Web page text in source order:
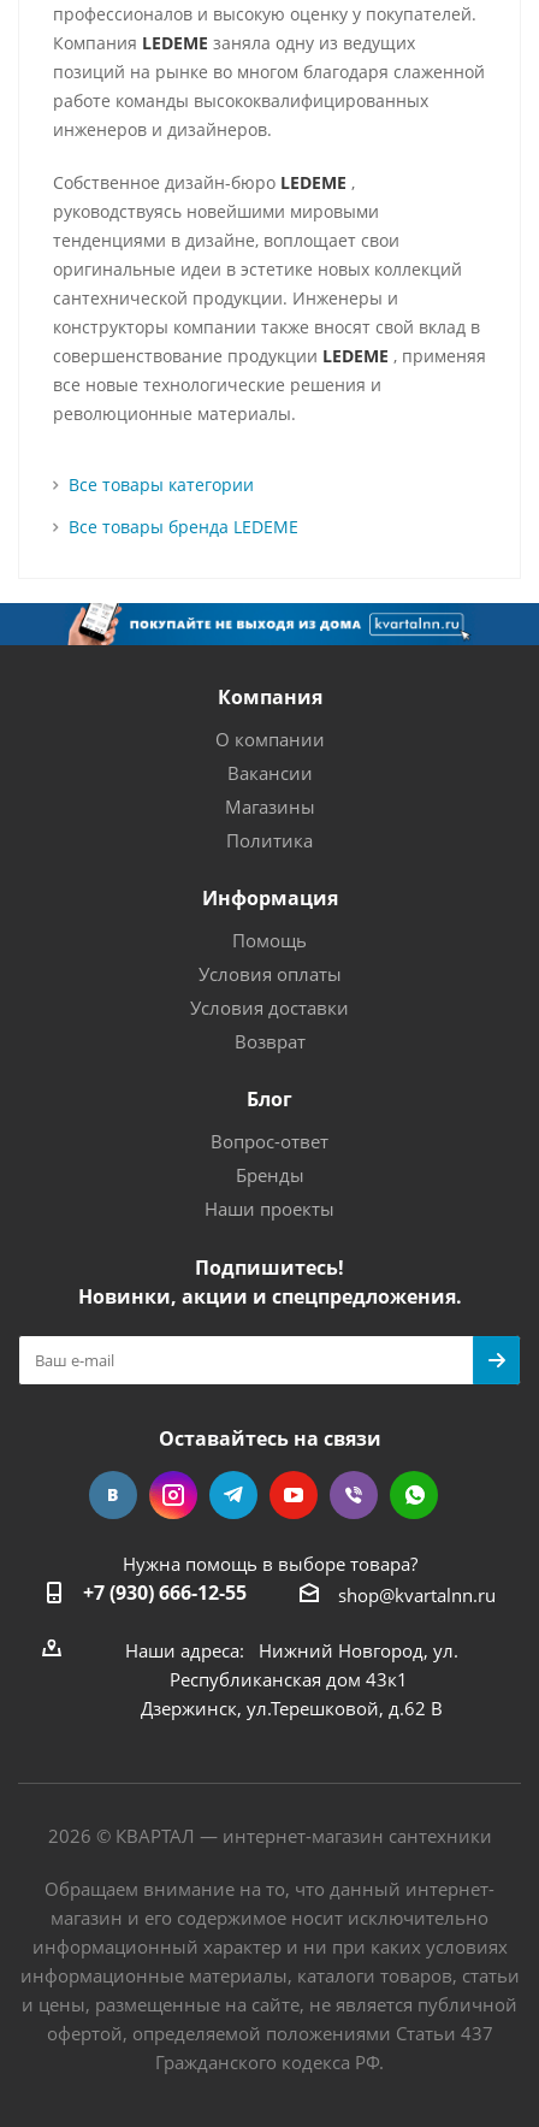
профессионалов и высокую оценку у покупателей.
Компания LEDEME заняла одну из ведущих
позиций на рынке во многом благодаря слаженной
работе команды высококвалифицированных
инженеров и дизайнеров.
Собственное дизайн-бюро LEDEME ,
руководствуясь новейшими мировыми
тенденциями в дизайне, воплощает свои
оригинальные идеи в эстетике новых коллекций
сантехнической продукции. Инженеры и
конструкторы компании также вносят свой вклад в
совершенствование продукции LEDEME , применяя
все новые технологические решения и
революционные материалы.
Все товары категории
Все товары бренда LEDEME
Компания
О компании
Вакансии
Магазины
Политика
Информация
Помощь
Условия оплаты
Условия доставки
Возврат
Блог
Вопрос-ответ
Бренды
Наши проекты
Подпишитесь!
Новинки, акции и спецпредложения.
Оставайтесь на связи
Нужна помощь в выборе товара?
+7 (930) 666-12-55 shop@kvartalnn.ru
Наши адреса: Нижний Новгород, ул.
Республиканская дом 43к1
Дзержинск, ул.Терешковой, д.62 В
2026 © КВАРТАЛ — интернет-магазин сантехники
Обращаем внимание на то, что данный интернет-
магазин и его содержимое носит исключительно
информационный характер и ни при каких условиях
информационные материалы, каталоги товаров, статьи
и цены, размещенные на сайте, не является публичной
офертой, определяемой положениями Статьи 437
Гражданского кодекса РФ.